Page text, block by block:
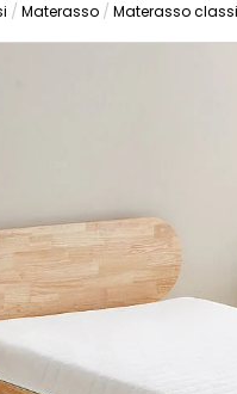
Materasso Materasso